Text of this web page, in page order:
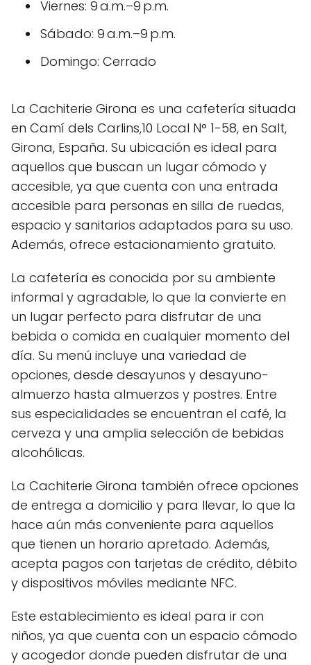
Viernes: 9 a.m.–9 p.m.
Sábado: 9 a.m.–9 p.m.
Domingo: Cerrado
La Cachiterie Girona es una cafetería situada
en Camí dels Carlins,10 Local N° 1-58, en Salt,
Girona, España. Su ubicación es ideal para
aquellos que buscan un lugar cómodo y
accesible, ya que cuenta con una entrada
accesible para personas en silla de ruedas,
espacio y sanitarios adaptados para su uso.
Además, ofrece estacionamiento gratuito.
La cafetería es conocida por su ambiente
informal y agradable, lo que la convierte en
un lugar perfecto para disfrutar de una
bebida o comida en cualquier momento del
día. Su menú incluye una variedad de
opciones, desde desayunos y desayuno-
almuerzo hasta almuerzos y postres. Entre
sus especialidades se encuentran el café, la
cerveza y una amplia selección de bebidas
alcohólicas.
La Cachiterie Girona también ofrece opciones
de entrega a domicilio y para llevar, lo que la
hace aún más conveniente para aquellos
que tienen un horario apretado. Además,
acepta pagos con tarjetas de crédito, débito
y dispositivos móviles mediante NFC.
Este establecimiento es ideal para ir con
niños, ya que cuenta con un espacio cómodo
y acogedor donde pueden disfrutar de una